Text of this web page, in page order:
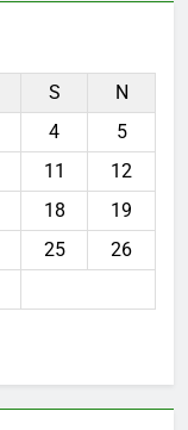
S
N
4
5
11
12
18
19
25
26